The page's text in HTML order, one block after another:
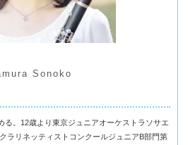
Sonoko
る。12歳より東京ジュニアオーケストラソサエ
ラリネッティストコンクールジュニアB部門第